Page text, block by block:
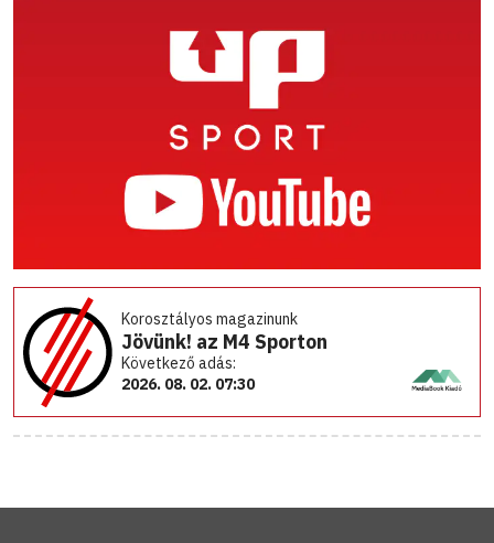
Korosztályos magazinunk
Jövünk! az M4 Sporton
Következő adás:
2026. 08. 02. 07:30